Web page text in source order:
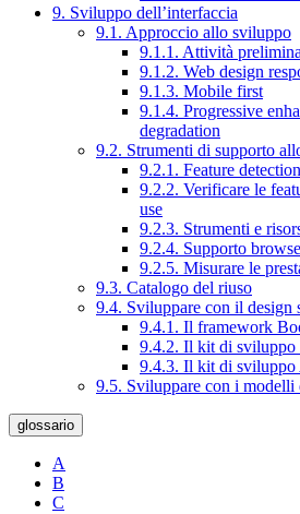
9. Sviluppo dell’interfaccia
9.1. Approccio allo sviluppo
9.1.1. Attività
9.1.2. Web design
9.1.3. Mobile first
9.1.4. Progressive
degradation
9.2. Strumenti di supporto
9.2.1. Feature detection
9.2.2. Verificare le
use
9.2.3. Strumenti e
9.2.4. Supporto
9.2.5. Misurare le
9.3. Catalogo del riuso
9.4. Sviluppare con il design
9.4.1. Il framework
9.4.2. Il kit di sviluppo
9.4.3. Il kit di sviluppo
9.5. Sviluppare con i modelli
glossario
A
B
C